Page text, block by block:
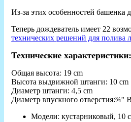
Из-за этих особенностей башенка
Теперь дождеватель имеет 22
технических решений для полива
Технические характеристики:
Общая высота: 19 cm
Высота выдвижной штанги: 10 cm
Диаметр штанги: 4,5 cm
Диаметр впускного отверстия:¾"
Модели: кустарниковый, 10